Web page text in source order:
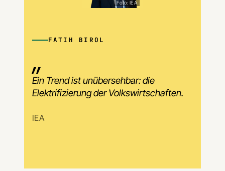
Foto: IEA
FATIH BIROL
Ein Trend ist unübersehbar: die
Elektrifizierung der Volkswirtschaften.
IEA